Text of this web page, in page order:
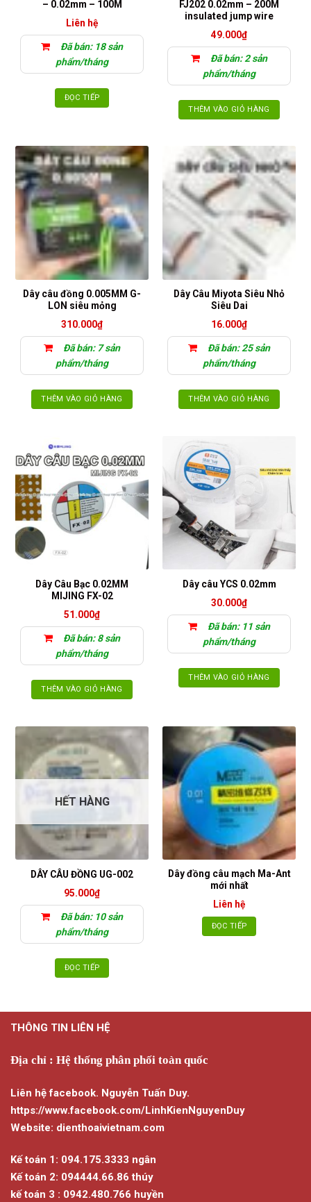
trên
trang
sản
phẩm
– 0.02mm – 100M
Liên hệ
Đã bán: 18 sản
phẩm/tháng
ĐỌC TIẾP
FJ202 0.02mm – 200M
insulated jump wire
49.000₫
Đã bán: 2 sản
phẩm/tháng
THÊM VÀO GIỎ HÀNG
Dây câu đồng 0.005MM G-
LON siêu mỏng
310.000₫
Đã bán: 7 sản
phẩm/tháng
THÊM VÀO GIỎ HÀNG
Dây Câu Miyota Siêu Nhỏ
Siêu Dai
16.000₫
Đã bán: 25 sản
phẩm/tháng
THÊM VÀO GIỎ HÀNG
Dây Câu Bạc 0.02MM
MIJING FX-02
51.000₫
Đã bán: 8 sản
phẩm/tháng
THÊM VÀO GIỎ HÀNG
Dây câu YCS 0.02mm
30.000₫
Đã bán: 11 sản
phẩm/tháng
THÊM VÀO GIỎ HÀNG
HẾT HÀNG
DÂY CÂU ĐỒNG UG-002
95.000₫
Đã bán: 10 sản
phẩm/tháng
ĐỌC TIẾP
Dây đồng câu mạch Ma-Ant
mới nhất
Liên hệ
ĐỌC TIẾP
THÔNG TIN LIÊN HỆ
Địa chỉ : Hệ thống phân phối toàn quốc
Liên hệ facebook. Nguyễn Tuấn Duy.
https://www.facebook.com/LinhKienNguyenDuy
Website: dienthoaivietnam.com
Kế toán 1: 094.175.3333 ngân
Kế toán 2: 094444.66.86 thúy
kế toán 3 : 0942.480.766 huyền